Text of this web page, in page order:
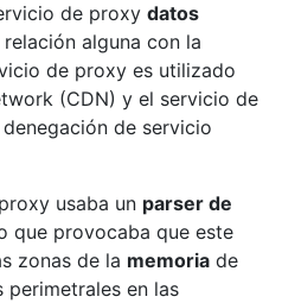
de proxy datos
alguna con la
de proxy es utilizado
(CDN) y el servicio de
de servicio
usaba un parser de
que provocaba que este
zonas de la memoria de
perimetrales en las